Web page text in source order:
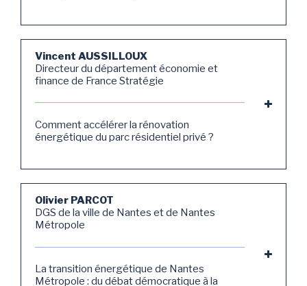
Vincent AUSSILLOUX
Directeur du département économie et
finance de France Stratégie
Comment accélérer la rénovation
énergétique du parc résidentiel privé ?
Olivier PARCOT
DGS de la ville de Nantes et de Nantes
Métropole
La transition énergétique de Nantes
Métropole : du débat démocratique à la